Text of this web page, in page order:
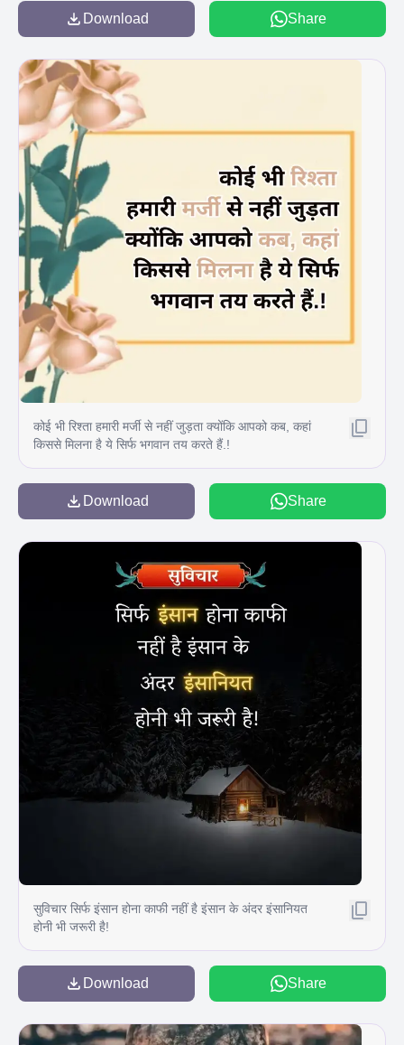
Download Share
कोई भी रिश्ता हमारी मर्जी से नहीं जुड़ता क्योंकि आपको कब, कहां
किससे मिलना है ये सिर्फ भगवान तय करते हैं.!
Download Share
सुविचार सिर्फ इंसान होना काफी नहीं है इंसान के अंदर इंसानियत
होनी भी जरूरी है!
Download Share